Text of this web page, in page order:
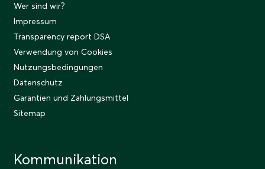
Wer sind wir?
Impressum
Transparency report DSA
Verwendung von Cookies
Nutzungsbedingungen
Datenschutz
Garantien und Zahlungsmittel
Sitemap
Kommunikation